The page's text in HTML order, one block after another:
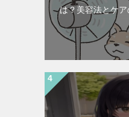
は？美容法とケア